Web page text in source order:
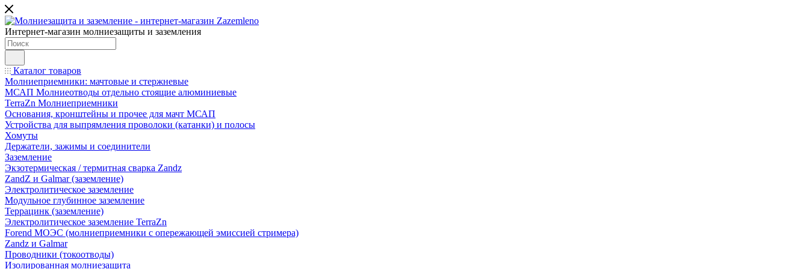
Интернет-магазин молниезащиты и заземления
Каталог товаров
Молниеприемники: мачтовые и стержневые
МСАП Молниеотводы отдельно стоящие алюминиевые
TerraZn Молниеприемники
Основания, кронштейны и прочее для мачт МСАП
Устройства для выпрямления проволоки (катанки) и полосы
Хомуты
Держатели, зажимы и соединители
Заземление
Экзотермическая / термитная сварка Zandz
ZandZ и Galmar (заземление)
Электролитическое заземление
Модульное глубинное заземление
Террацинк (заземление)
Электролитическое заземление TerraZn
Forend МОЭС (молниеприемники с опережающей эмиссией стримера)
Zandz и Galmar
Проводники (токоотводы)
Изолированная молниезащита